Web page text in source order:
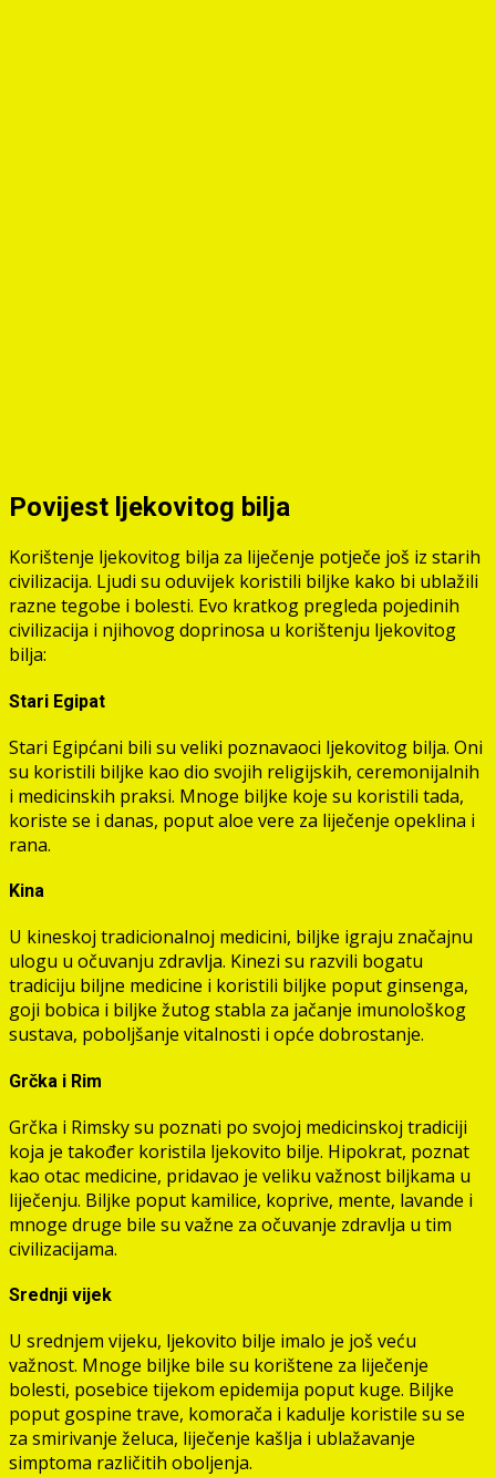
Povijest ljekovitog bilja
Korištenje ljekovitog bilja za liječenje potječe još iz starih
civilizacija. Ljudi su oduvijek koristili biljke kako bi ublažili
razne tegobe i bolesti. Evo kratkog pregleda pojedinih
civilizacija i njihovog doprinosa u korištenju ljekovitog
bilja:
Stari Egipat
Stari Egipćani bili su veliki poznavaoci ljekovitog bilja. Oni
su koristili biljke kao dio svojih religijskih, ceremonijalnih
i medicinskih praksi. Mnoge biljke koje su koristili tada,
koriste se i danas, poput aloe vere za liječenje opeklina i
rana.
Kina
U kineskoj tradicionalnoj medicini, biljke igraju značajnu
ulogu u očuvanju zdravlja. Kinezi su razvili bogatu
tradiciju biljne medicine i koristili biljke poput ginsenga,
goji bobica i biljke žutog stabla za jačanje imunološkog
sustava, poboljšanje vitalnosti i opće dobrostanje.
Grčka i Rim
Grčka i Rimsky su poznati po svojoj medicinskoj tradiciji
koja je također koristila ljekovito bilje. Hipokrat, poznat
kao otac medicine, pridavao je veliku važnost biljkama u
liječenju. Biljke poput kamilice, koprive, mente, lavande i
mnoge druge bile su važne za očuvanje zdravlja u tim
civilizacijama.
Srednji vijek
U srednjem vijeku, ljekovito bilje imalo je još veću
važnost. Mnoge biljke bile su korištene za liječenje
bolesti, posebice tijekom epidemija poput kuge. Biljke
poput gospine trave, komorača i kadulje koristile su se
za smirivanje želuca, liječenje kašlja i ublažavanje
simptoma različitih oboljenja.